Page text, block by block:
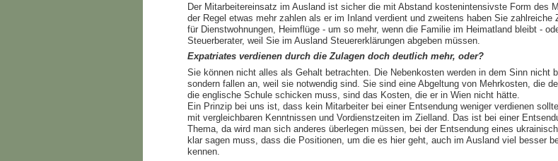
Der Mitarbeitereinsatz im Ausland ist sicher die mit Abstand kostenintensivste Form des
der Regel etwas mehr zahlen als er im Inland verdient und zweitens haben Sie
für Dienstwohnungen, Heimflüge - um so mehr, wenn die Familie im Heimatland bleibt -
Steuerberater, weil Sie im Ausland Steuererklärungen abgeben müssen.
Expatriates verdienen durch die Zulagen doch deutlich mehr, oder?
Sie können nicht alles als Gehalt betrachten. Die Nebenkosten werden in dem Sinn nicht
sondern fallen an, weil sie notwendig sind. Sie sind eine Abgeltung von Mehrkosten, die
die englische Schule schicken muss, sind das Kosten, die er in Wien nicht hätte.
Ein Prinzip bei uns ist, dass kein Mitarbeiter bei einer Entsendung weniger verdienen
mit vergleichbaren Kenntnissen und Vordienstzeiten im Zielland. Das ist bei einer
Thema, da wird man sich anderes überlegen müssen, bei der Entsendung eines
klar sagen muss, dass die Positionen, um die es hier geht, auch im Ausland viel besser
kennen.